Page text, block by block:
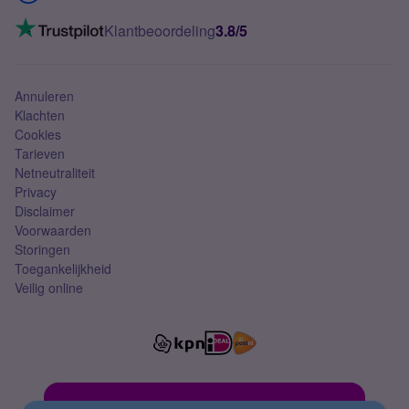
Mobiel internet
Mobiel abonnement
VoLTE 4G bellenKlantbeoordeling3.8/5
Annuleren
Klachten
Cookies
Tarieven
Netneutraliteit
Privacy
Disclaimer
Voorwaarden
Storingen
Toegankelijkheid
Veilig online